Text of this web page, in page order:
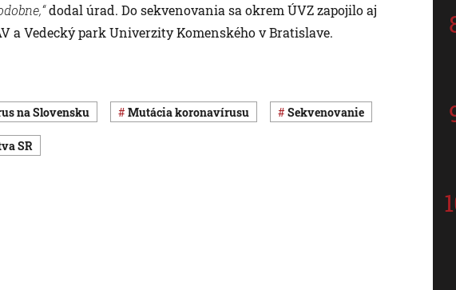
dodal úrad. Do sekvenovania sa okrem ÚVZ zapojilo aj
a Vedecký park Univerzity Komenského v Bratislave.
na Slovensku mutácia koronavírusu sekvenovanie
SR